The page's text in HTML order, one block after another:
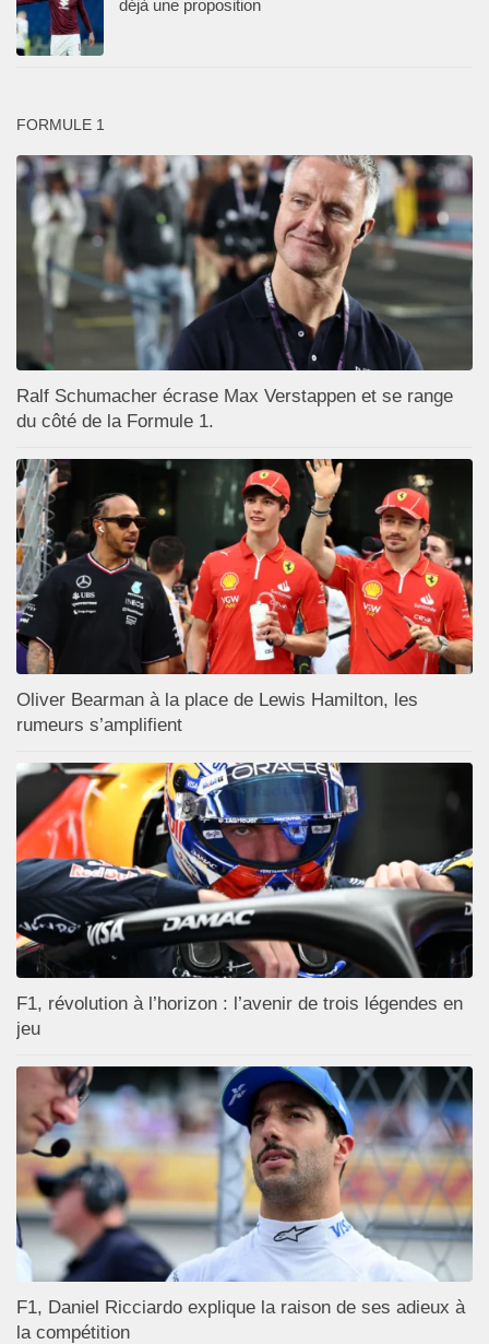
déjà une proposition
FORMULE 1
Ralf Schumacher écrase Max Verstappen et se range
du côté de la Formule 1.
Oliver Bearman à la place de Lewis Hamilton, les
rumeurs s’amplifient
F1, révolution à l’horizon : l’avenir de trois légendes en
jeu
F1, Daniel Ricciardo explique la raison de ses adieux à
la compétition